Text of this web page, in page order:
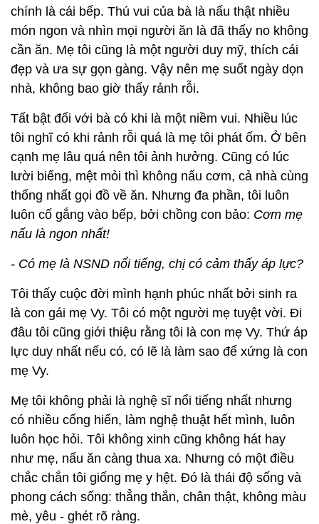
chính là cái bếp. Thú vui của bà là nấu thật nhiều
món ngon và nhìn mọi người ăn là đã thấy no không
cần ăn. Mẹ tôi cũng là một người duy mỹ, thích cái
đẹp và ưa sự gọn gàng. Vậy nên mẹ suốt ngày dọn
nhà, không bao giờ thấy rảnh rỗi.
Tất bật đối với bà có khi là một niềm vui. Nhiều lúc
tôi nghĩ có khi rảnh rỗi quá là mẹ tôi phát ốm. Ở bên
cạnh mẹ lâu quá nên tôi ảnh hưởng. Cũng có lúc
lười biếng, mệt mỏi thì không nấu cơm, cả nhà cùng
thống nhất gọi đồ về ăn. Nhưng đa phần, tôi luôn
luôn cố gắng vào bếp, bởi chồng con bảo: Cơm mẹ
nấu là ngon nhất!
- Có mẹ là NSND nổi tiếng, chị có cảm thấy áp lực?
Tôi thấy cuộc đời mình hạnh phúc nhất bởi sinh ra
là con gái mẹ Vy. Tôi có một người mẹ tuyệt vời. Đi
đâu tôi cũng giới thiệu rằng tôi là con mẹ Vy. Thứ áp
lực duy nhất nếu có, có lẽ là làm sao để xứng là con
mẹ Vy.
Mẹ tôi không phải là nghệ sĩ nổi tiếng nhất nhưng
có nhiều cống hiến, làm nghệ thuật hết mình, luôn
luôn học hỏi. Tôi không xinh cũng không hát hay
như mẹ, nấu ăn càng thua xa. Nhưng có một điều
chắc chắn tôi giống mẹ y hệt. Đó là thái độ sống và
phong cách sống: thẳng thắn, chân thật, không màu
mè, yêu - ghét rõ ràng.